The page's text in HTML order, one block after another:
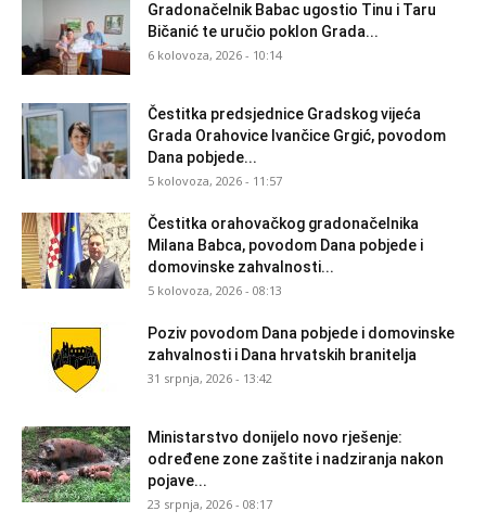
Gradonačelnik Babac ugostio Tinu i Taru
Bičanić te uručio poklon Grada...
6 kolovoza, 2026 - 10:14
Čestitka predsjednice Gradskog vijeća
Grada Orahovice Ivančice Grgić, povodom
Dana pobjede...
5 kolovoza, 2026 - 11:57
Čestitka orahovačkog gradonačelnika
Milana Babca, povodom Dana pobjede i
domovinske zahvalnosti...
5 kolovoza, 2026 - 08:13
Poziv povodom Dana pobjede i domovinske
zahvalnosti i Dana hrvatskih branitelja
31 srpnja, 2026 - 13:42
Ministarstvo donijelo novo rješenje:
određene zone zaštite i nadziranja nakon
pojave...
23 srpnja, 2026 - 08:17